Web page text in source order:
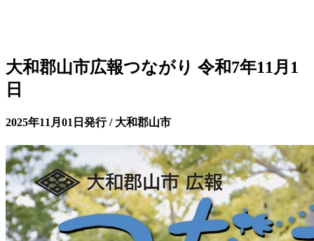
大和郡山市広報つながり 令和7年11月1
日
2025年11月01日発行 / 大和郡山市